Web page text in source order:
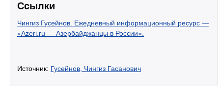
Ссылки
Чингиз Гусейнов. Ежедневный информационный ресурс —
«Azeri.ru — Азербайджанцы в России».
Источник: Гусейнов, Чингиз Гасанович